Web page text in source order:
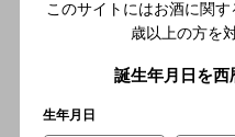
分
このサイトにはお酒に関す
歳以上の方を
誕生年月日を西
生年月日